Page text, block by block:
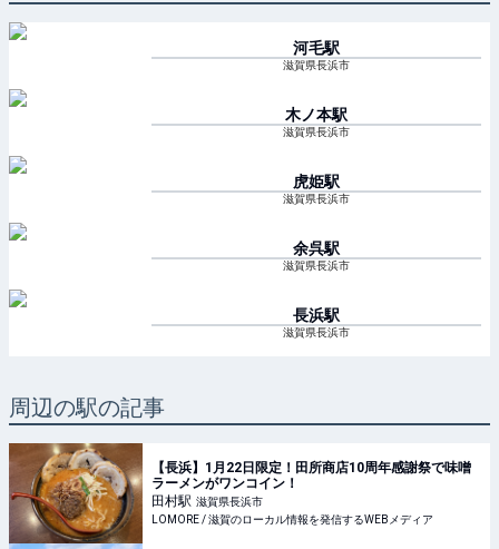
河毛駅
滋賀県長浜市
木ノ本駅
滋賀県長浜市
虎姫駅
滋賀県長浜市
余呉駅
滋賀県長浜市
長浜駅
滋賀県長浜市
周辺の駅の記事
【長浜】1月22日限定！田所商店10周年感謝祭で味噌
ラーメンがワンコイン！
田村駅 滋賀県長浜市
LOMORE / 滋賀のローカル情報を発信するWEBメディア